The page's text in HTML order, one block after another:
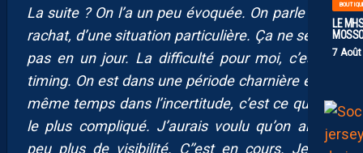
LE
7
La suite ? On l’a un peu évoquée. On parle d’un
rachat, d’une situation particulière. Ça ne se fait
pas en un jour. La difficulté pour moi, c’est le
timing. On est dans une période charnière et en
même temps dans l’incertitude, c’est ce qui est
le plus compliqué. J’aurais voulu qu’on ait un
peu plus de visibilité. C’’est en cours. Je me